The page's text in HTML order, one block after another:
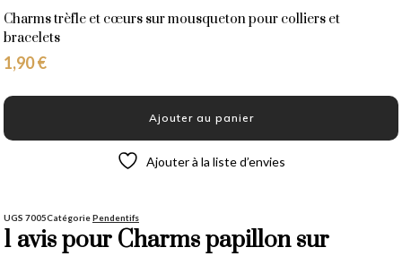
peuvent
être
choisies
la
du
Charms trèfle et cœurs sur mousqueton pour colliers et
bracelets
1,90€
Ajouter au panier
Ajouter à la liste d’envies
UGS 7005CatégoriePendentifs
1 avis pour Charms papillon sur